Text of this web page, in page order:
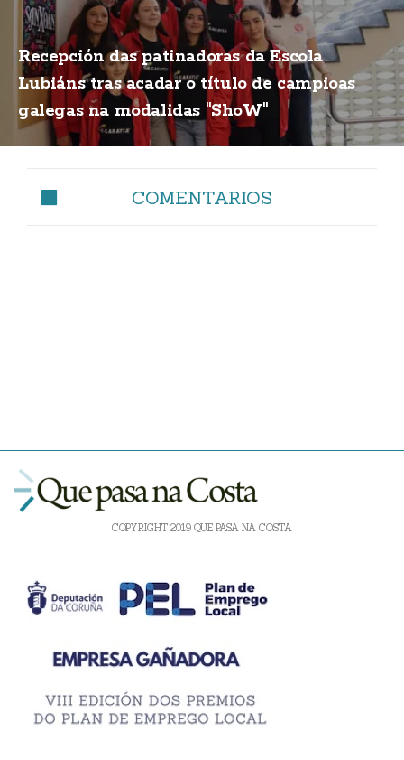
Recepción das patinadoras da Escola
Lubiáns tras acadar o título de campioas
galegas na modalidas "ShoW"
COMENTARIOS
COPYRIGHT 2019 QUE PASA NA COSTA